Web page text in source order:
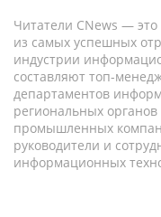
Читатели CNews —
из самых успешных
индустрии
составляют топ-
департаментов
региональных органов
промышленных
руководители и
информационных